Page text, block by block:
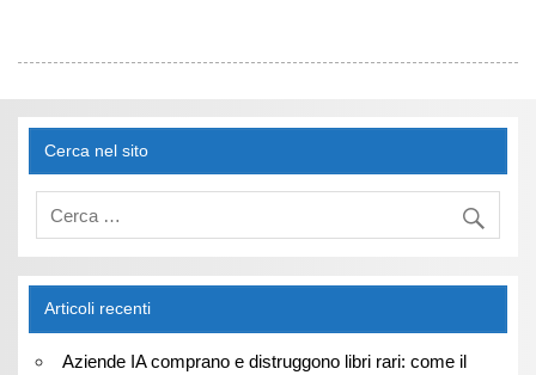
Cerca nel sito
Articoli recenti
Aziende IA comprano e distruggono libri rari: come il